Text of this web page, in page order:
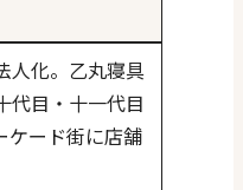
人化。乙丸寝具
代目・十一代目
ケード街に店舗